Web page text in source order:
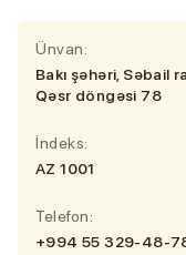
Ünvan:
Bakı şəhəri, Səbail
Qəsr döngəsi 78
İndeks:
AZ 1001
Telefon:
+994 55 329-48-